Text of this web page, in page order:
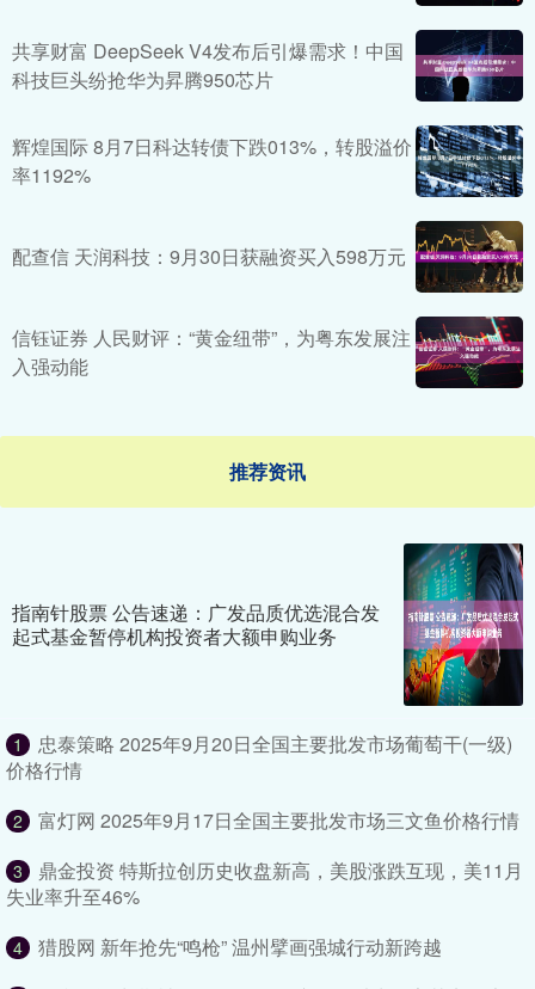
共享财富 DeepSeek V4发布后引爆需求！中国
科技巨头纷抢华为昇腾950芯片
辉煌国际 8月7日科达转债下跌013%，转股溢价
率1192%
配查信 天润科技：9月30日获融资买入598万元
信钰证券 人民财评：“黄金纽带”，为粤东发展注
入强动能
推荐资讯
指南针股票 公告速递：广发品质优选混合发
起式基金暂停机构投资者大额申购业务
1
忠泰策略 2025年9月20日全国主要批发市场葡萄干(一级)
价格行情
2 富灯网 2025年9月17日全国主要批发市场三文鱼价格行情
3
鼎金投资 特斯拉创历史收盘新高，美股涨跌互现，美11月
失业率升至46%
4 猎股网 新年抢先“鸣枪” 温州擘画强城行动新跨越